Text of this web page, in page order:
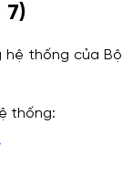
7)
hệ thống của Bộ
thống: